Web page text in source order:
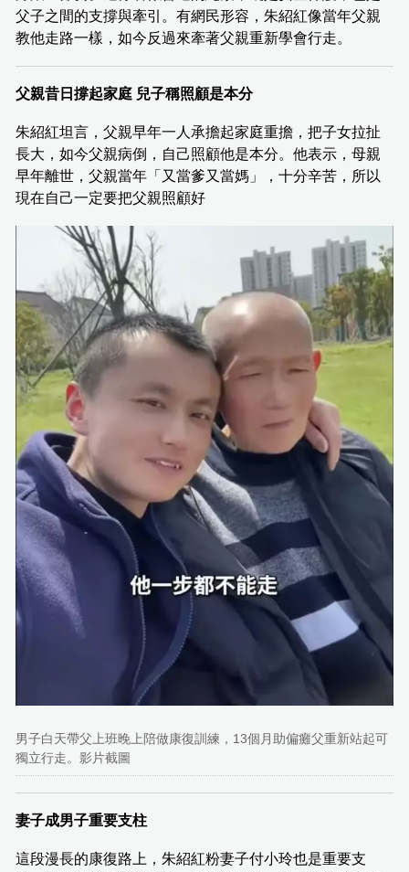
父子之間的支撐與牽引。有網民形容，朱紹紅像當年父親
教他走路一樣，如今反過來牽著父親重新學會行走。
父親昔日撐起家庭 兒子稱照顧是本分
朱紹紅坦言，父親早年一人承擔起家庭重擔，把子女拉扯
長大，如今父親病倒，自己照顧他是本分。他表示，母親
早年離世，父親當年「又當爹又當媽」，十分辛苦，所以
現在自己一定要把父親照顧好
男子白天帶父上班晚上陪做康復訓練，13個月助偏癱父重新站起可
獨立行走。影片截圖
妻子成男子重要支柱
這段漫長的康復路上，朱紹紅粉妻子付小玲也是重要支